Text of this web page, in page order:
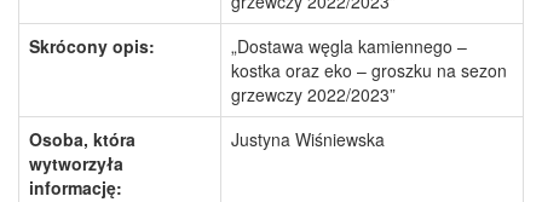
Skrócony opis:
„Dostawa węgla kamiennego –
kostka oraz eko – groszku na sezon
grzewczy 2022/2023”
Osoba, która
wytworzyła
informację:
Justyna Wiśniewska